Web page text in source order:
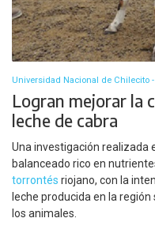
Universidad Nacional de Chilecito -
Logran mejorar la
leche de cabra
Una investigación realizada
balanceado rico en
torrontés riojano, con la
leche producida en la
los animales.